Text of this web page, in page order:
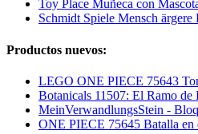
Toy Place Muñeca con
Schmidt Spiele Mensch
Productos nuevos:
LEGO ONE PIECE 75643
Botanicals 11507: El Ramo
MeinVerwandlungsStein -
ONE PIECE 75645 Batalla